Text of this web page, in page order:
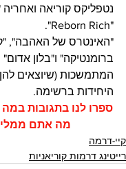
נטפליקס קוריאה ואחריה
"Reborn Rich".
"האינטרס של האהבה",
ברומנטיקה" ו"בלון
המתמשכות (שיוצאים
היחידות ברשימה.
ספרו לנו בתגובות
מה אתם
קיי-דרמה
רייטינג דרמות קוריאניות